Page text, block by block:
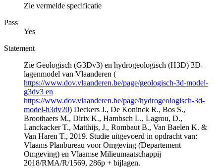
Zie vermelde specificatie
Pass
Yes
Statement
Zie Geologisch (G3Dv3) en hydrogeologisch (H3D) 3D-
lagenmodel van Vlaanderen (
https://www.dov.vlaanderen.be/page/geologisch-3d-model-
g3dv3 en
https://www.dov.vlaanderen.be/page/hydrogeologisch-3d-
model-h3dv20) Deckers J., De Koninck R., Bos S.,
Broothaers M., Dirix K., Hambsch L., Lagrou, D.,
Lanckacker T., Matthijs, J., Rombaut B., Van Baelen K. &
Van Haren T., 2019. Studie uitgevoerd in opdracht van:
Vlaams Planbureau voor Omgeving (Departement
Omgeving) en Vlaamse Milieumaatschappij
2018/RMA/R/1569, 286p + bijlagen.